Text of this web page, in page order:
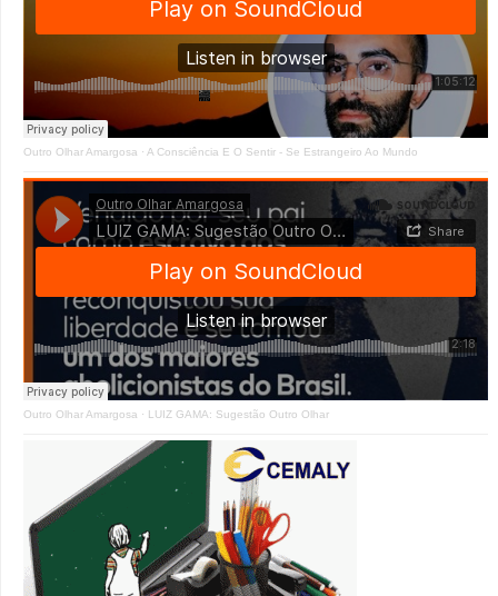
Outro Olhar Amargosa · A Consciência E O Sentir - Se Estrangeiro Ao Mundo
Outro Olhar Amargosa · LUIZ GAMA: Sugestão Outro Olhar